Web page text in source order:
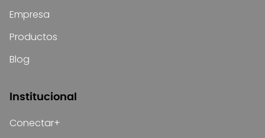
Empresa
Productos
Blog
Institucional
Conectar+